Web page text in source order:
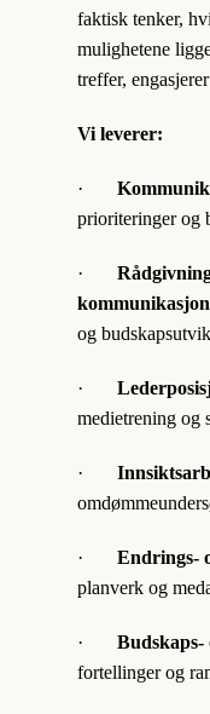
faktisk tenker,
mulighetene
treffer,
Vi leverer:
·
prioriteringer og
·
og
·
medietrening og
·
· Endrings-
planverk og
·
fortellinger og